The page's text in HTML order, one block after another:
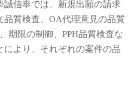
信奉では、新規出願の請求
質検査、OA代理意見の品質
期限の制御、PPH品質検査な
により、それぞれの案件の品